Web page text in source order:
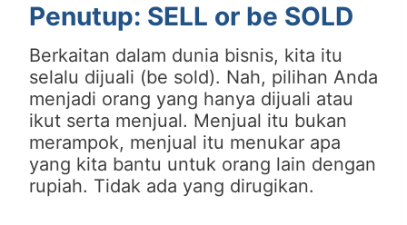
Penutup: SELL or be SOLD
Berkaitan dalam dunia bisnis, kita itu
selalu dijuali (be sold). Nah, pilihan Anda
menjadi orang yang hanya dijuali atau
ikut serta menjual. Menjual itu bukan
merampok, menjual itu menukar apa
yang kita bantu untuk orang lain dengan
rupiah. Tidak ada yang dirugikan.